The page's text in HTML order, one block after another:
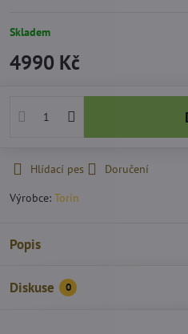
Skladem
4990 Kč
Hlídací pes
Doručení
Výrobce: Torin
Popis
Diskuse 0